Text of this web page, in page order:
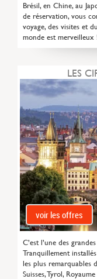
Brésil, en Chine, au
de réservation, vous
voyage, des visites et
monde est merveilleux
LES
voir les offres
C’est l’une des
Tranquillement
les plus remarquables
Suisses, Tyrol,